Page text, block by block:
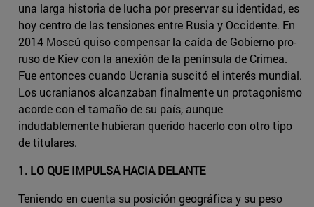
una larga historia de lucha por preservar su identidad, es
hoy centro de las tensiones entre Rusia y Occidente. En
2014 Moscú quiso compensar la caída de Gobierno pro-
ruso de Kiev con la anexión de la península de Crimea.
Fue entonces cuando Ucrania suscitó el interés mundial.
Los ucranianos alcanzaban finalmente un protagonismo
acorde con el tamaño de su país, aunque
indudablemente hubieran querido hacerlo con otro tipo
de titulares.
1. LO QUE IMPULSA HACIA DELANTE
Teniendo en cuenta su posición geográfica y su peso